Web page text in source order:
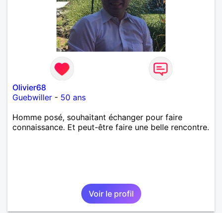
Olivier68
Guebwiller - 50 ans
Homme posé, souhaitant échanger pour faire
connaissance. Et peut-être faire une belle rencontre.
Voir le profil